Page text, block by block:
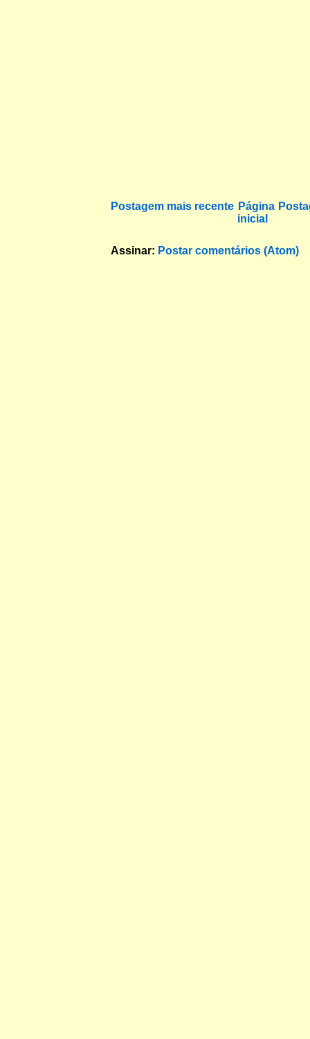
Postagem mais recente Página
inicial
Assinar: Postar comentários (Atom)